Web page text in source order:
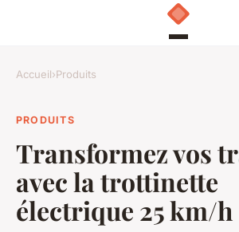
Accueil›Produits
PRODUITS
Transformez vos
avec la trottinette
électrique 25 km/h